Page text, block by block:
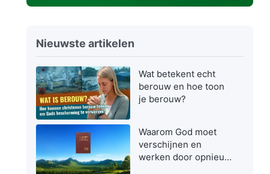
Nieuwste artikelen
Wat betekent echt
berouw en hoe toon
je berouw?
Waarom God moet
verschijnen en
werken door opnieuw